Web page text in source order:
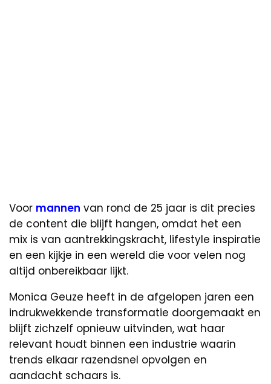
Voor mannen van rond de 25 jaar is dit precies
de content die blijft hangen, omdat het een
mix is van aantrekkingskracht, lifestyle inspiratie
en een kijkje in een wereld die voor velen nog
altijd onbereikbaar lijkt.
Monica Geuze heeft in de afgelopen jaren een
indrukwekkende transformatie doorgemaakt en
blijft zichzelf opnieuw uitvinden, wat haar
relevant houdt binnen een industrie waarin
trends elkaar razendsnel opvolgen en
aandacht schaars is.